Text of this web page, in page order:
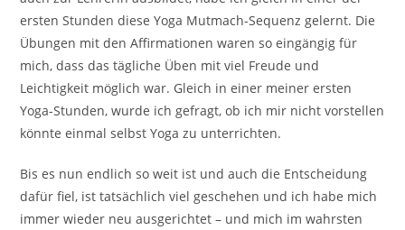
ersten Stunden diese Yoga Mutmach-Sequenz gelernt. Die
Übungen mit den Affirmationen waren so eingängig für
mich, dass das tägliche Üben mit viel Freude und
Leichtigkeit möglich war. Gleich in einer meiner ersten
Yoga-Stunden, wurde ich gefragt, ob ich mir nicht vorstellen
könnte einmal selbst Yoga zu unterrichten.
Bis es nun endlich so weit ist und auch die Entscheidung
dafür fiel, ist tatsächlich viel geschehen und ich habe mich
immer wieder neu ausgerichtet – und mich im wahrsten